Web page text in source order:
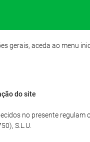
gerais, aceda ao menu
do site
no presente
S.L.U.